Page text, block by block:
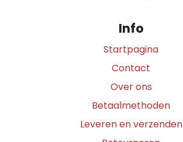
Info
Startpagina
Contact
Over ons
Betaalmethoden
Leveren en verzenden